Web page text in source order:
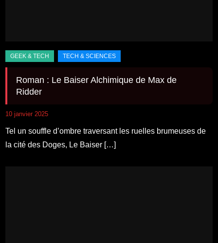
Roman : Le Baiser Alchimique de Max de
Ridder
10 janvier 2025
Tel un souffle d’ombre traversant les ruelles brumeuses de
la cité des Doges, Le Baiser […]